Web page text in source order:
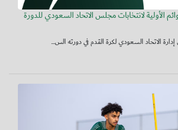
الأولية لانتخابات مجلس الاتحاد السعودي للدورة
الاتحاد السعودي لكرة القدم في دورته الس...